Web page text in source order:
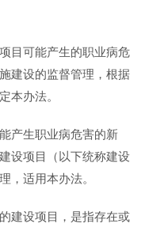
目可能产生的职业病危
建设的监督管理，根据
本办法。
产生职业病危害的新
设项目（以下统称建设
，适用本办法。
建设项目，是指存在或